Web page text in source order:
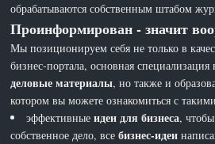
обрабатываются собственным штабом
Проинформирован - значит
Мы позиционируем себя не только в
бизнес-портала, основная специализация
деловые материалы, но также и
котором вы можете ознакомиться с
эффективныеидеи для бизнеса,
собственное дело, всебизнес-идеи